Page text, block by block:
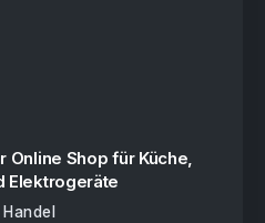
Online Shop für Küche,
Elektrogeräte